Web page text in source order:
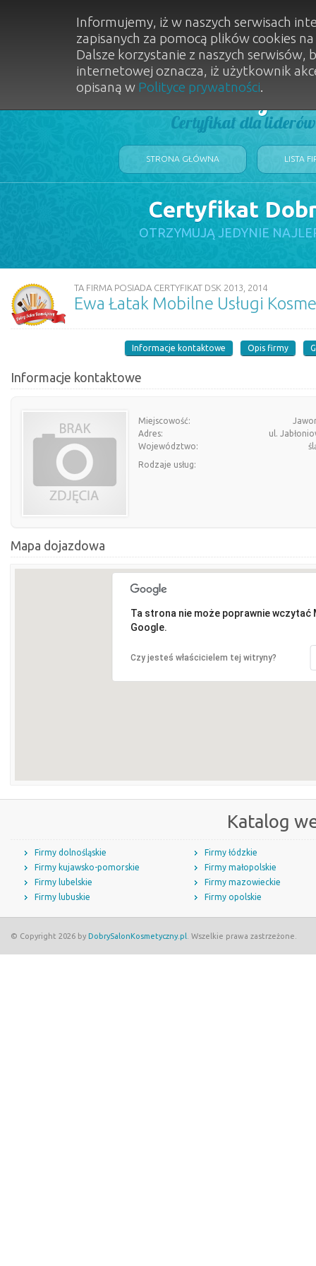
Dobry
Certyfikat dla
STRONA GŁÓWNA LISTA
Certyfikat
OTRZYMUJĄ JEDYNIE
TA FIRMA POSIADA CERTYFIKAT DSK 2013, 2014
Ewa Łatak Mobilne Usługi
Informacje kontaktowe Opis firmy
Informacje kontaktowe
Miejscowość:
Adres:
ul.
Województwo:
Rodzaje usług:
Mapa dojazdowa
Ta strona nie może poprawnie wczytać
Google.
Czy jesteś właścicielem tej witryny?
Katalog
Firmy dolnośląskie
Firmy kujawsko-pomorskie
Firmy lubelskie
Firmy lubuskie
Firmy łódzkie
Firmy małopolskie
Firmy mazowieckie
Firmy opolskie
© Copyright 2026 by DobrySalonKosmetyczny.pl . Wszelkie prawa zastrzeżone.
Informujemy, iż w naszych serwisach
zapisanych za pomocą plików cookies
Dalsze korzystanie z naszych
internetowej oznacza, iż użytkownik
opisaną w Polityce prywatności.